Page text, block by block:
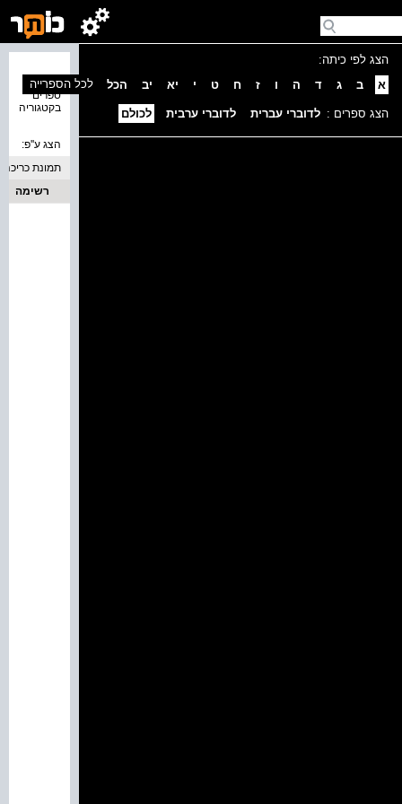
הצג לפי כיתה:
א
ב ג ד ה ו ז ח ט י יא יב הכל
הצג ספרים : לדוברי עברית לדוברי ערבית לכולם
ספרים
בקטגוריה
לכל הספרייה
הצג ע''פ:
תמונת כריכה
רשימה